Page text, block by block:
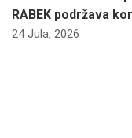
RABEK podržava
24 Jula, 2026